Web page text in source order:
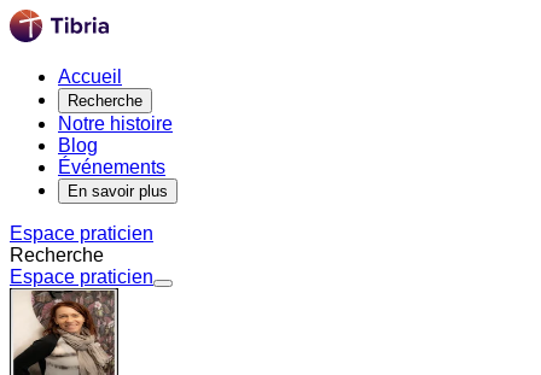
Accueil
Recherche
Notre histoire
Blog
Événements
En savoir plus
Espace praticien
Recherche
Espace praticien